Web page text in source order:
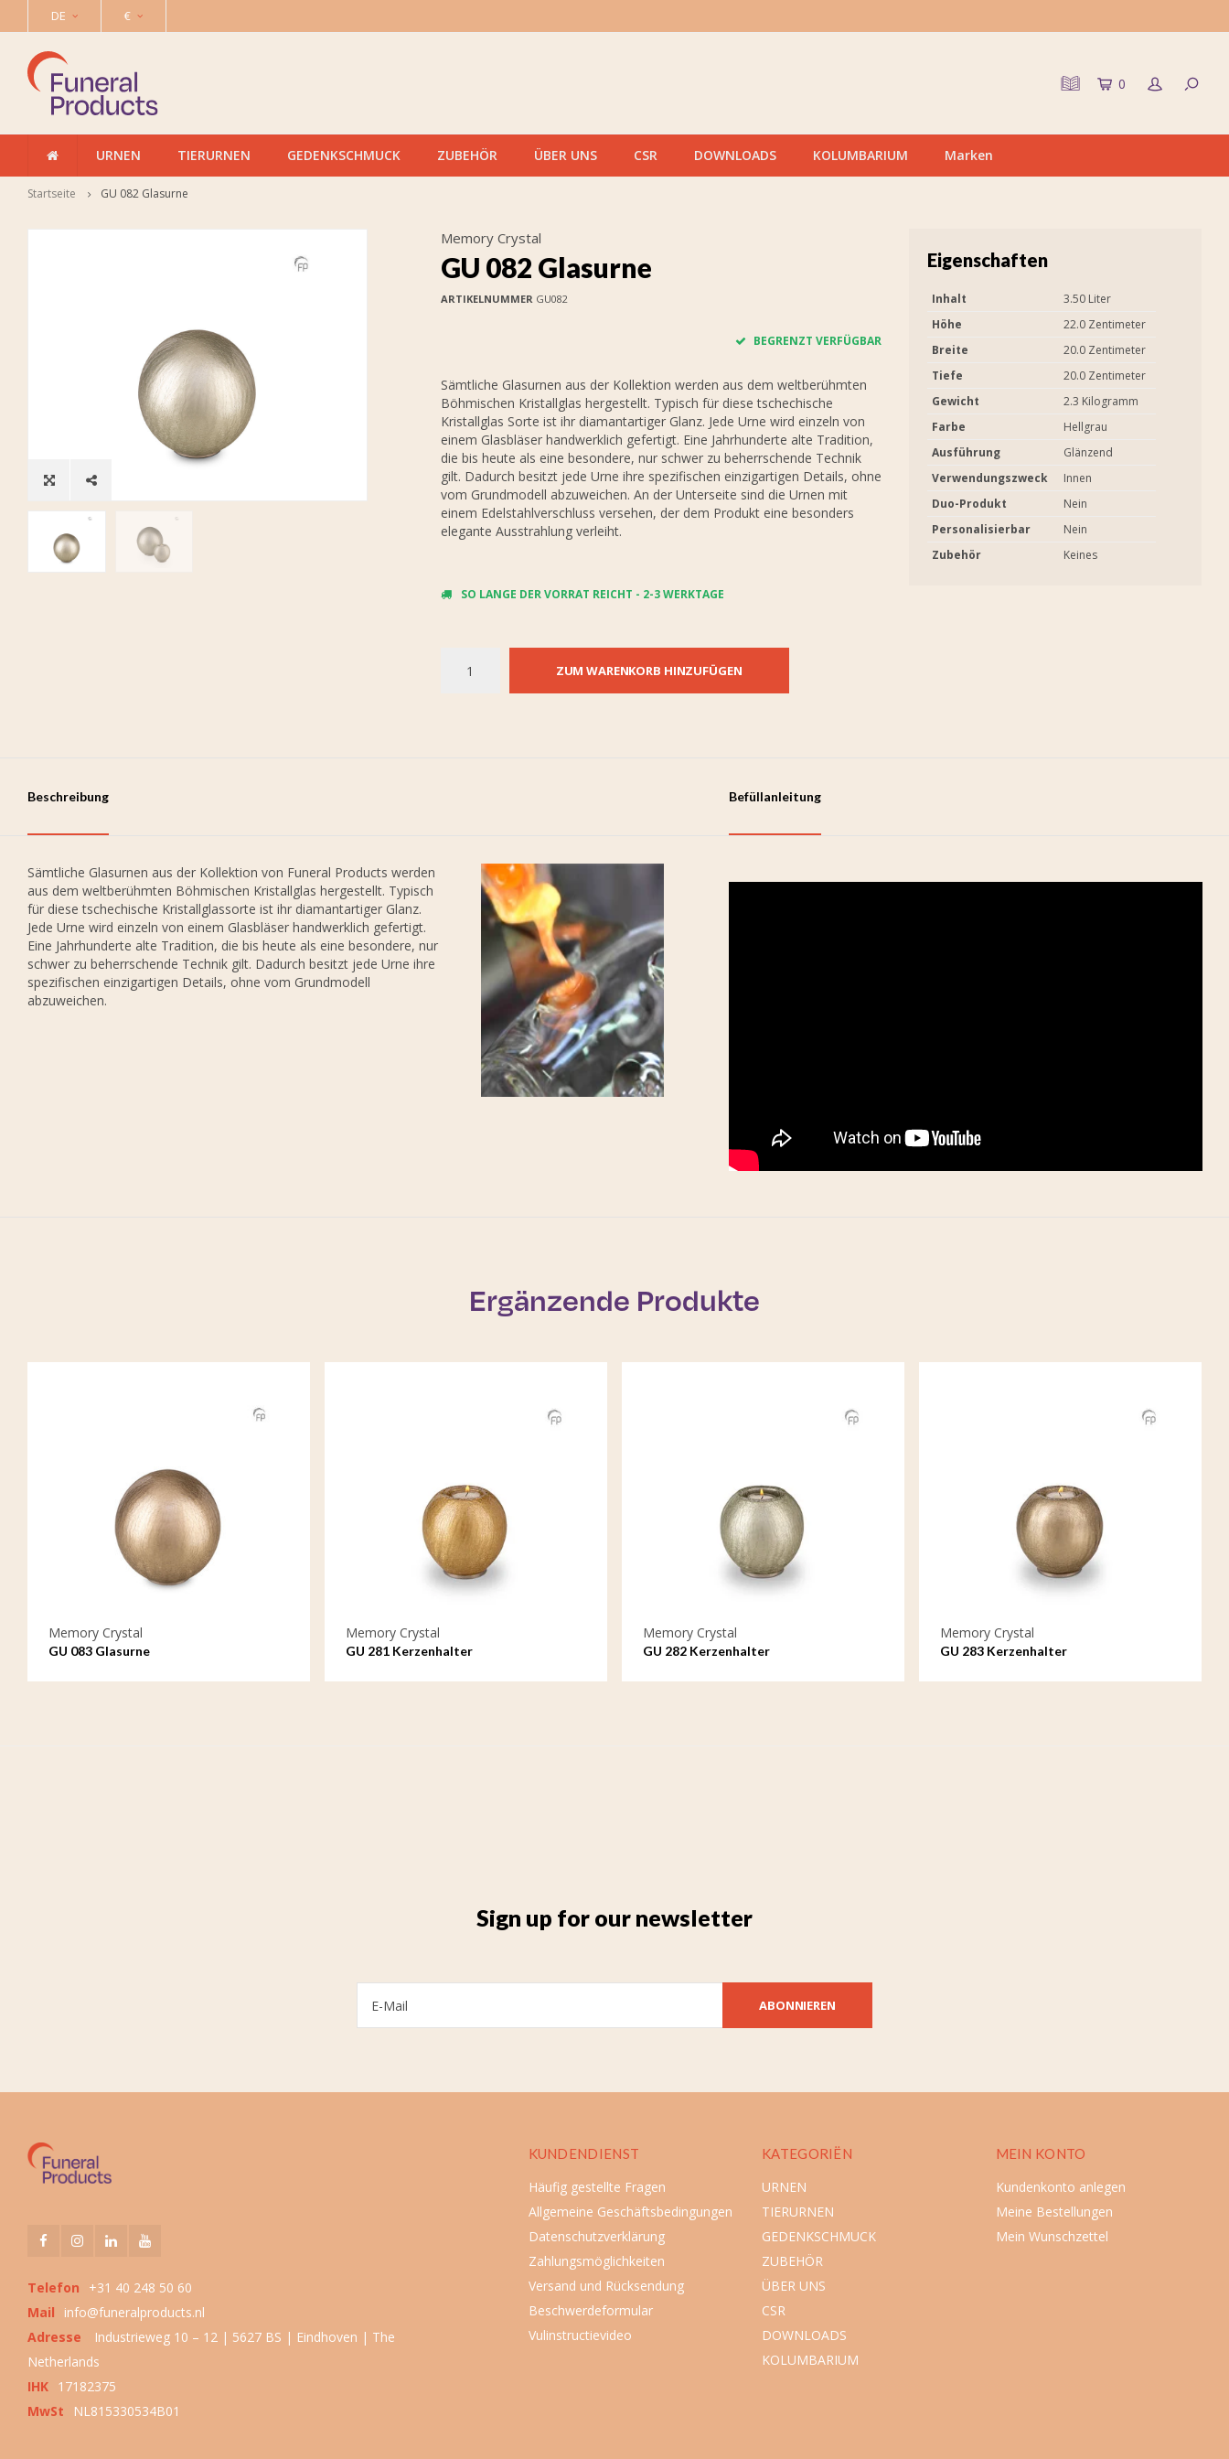
DE €
0
URNEN TIERURNEN GEDENKSCHMUCK ZUBEHÖR ÜBER UNS CSR DOWNLOADS KOLUMBARIUM Marken
Startseite GU 082 Glasurne
Memory Crystal
GU 082 Glasurne
ARTIKELNUMMERGU082
BEGRENZT VERFÜGBAR
Sämtliche Glasurnen aus der Kollektion werden aus dem weltberühmten
Böhmischen Kristallglas hergestellt. Typisch für diese tschechische
Kristallglas Sorte ist ihr diamantartiger Glanz. Jede Urne wird einzeln von
einem Glasbläser handwerklich gefertigt. Eine Jahrhunderte alte Tradition,
die bis heute als eine besondere, nur schwer zu beherrschende Technik
gilt. Dadurch besitzt jede Urne ihre spezifischen einzigartigen Details, ohne
vom Grundmodell abzuweichen. An der Unterseite sind die Urnen mit
einem Edelstahlverschluss versehen, der dem Produkt eine besonders
elegante Ausstrahlung verleiht.
SO LANGE DER VORRAT REICHT - 2-3 WERKTAGE
ZUM WARENKORB HINZUFÜGEN
Eigenschaften
Inhalt
3.50 Liter
Höhe
22.0 Zentimeter
Breite
20.0 Zentimeter
Tiefe
20.0 Zentimeter
Gewicht
2.3 Kilogramm
Farbe
Hellgrau
Ausführung
Glänzend
Verwendungszweck
Innen
Duo-Produkt
Nein
Personalisierbar
Nein
Zubehör
Keines
Beschreibung Befüllanleitung
Sämtliche Glasurnen aus der Kollektion von Funeral Products werden
aus dem weltberühmten Böhmischen Kristallglas hergestellt. Typisch
für diese tschechische Kristallglassorte ist ihr diamantartiger Glanz.
Jede Urne wird einzeln von einem Glasbläser handwerklich gefertigt.
Eine Jahrhunderte alte Tradition, die bis heute als eine besondere, nur
schwer zu beherrschende Technik gilt. Dadurch besitzt jede Urne ihre
spezifischen einzigartigen Details, ohne vom Grundmodell
abzuweichen.
Ergänzende Produkte
Memory Crystal
GU 083 Glasurne
Memory Crystal
GU 281 Kerzenhalter
Memory Crystal
GU 282 Kerzenhalter
Memory Crystal
GU 283 Kerzenhalter
Sign up for our newsletter
ABONNIEREN
Telefon
+31 40 248 50 60
Mail
info@funeralproducts.nl
Adresse
Industrieweg 10 – 12 | 5627 BS | Eindhoven | The
Netherlands
IHK 17182375
MwSt
NL815330534B01
KUNDENDIENST
Häufig gestellte Fragen
Allgemeine Geschäftsbedingungen
Datenschutzverklärung
Zahlungsmöglichkeiten
Versand und Rücksendung
Beschwerdeformular
Vulinstructievideo
KATEGORIËN
URNEN
TIERURNEN
GEDENKSCHMUCK
ZUBEHÖR
ÜBER UNS
CSR
DOWNLOADS
KOLUMBARIUM
MEIN KONTO
Kundenkonto anlegen
Meine Bestellungen
Mein Wunschzettel